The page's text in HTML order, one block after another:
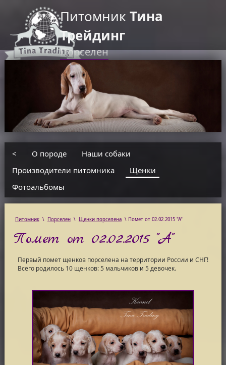
Питомник Тина
Трейдинг
Порселен
введите текст для поиска
< О породе
Наши собаки
Производители питомника
Щенки
Фотоальбомы
Питомник \ Порселен \ Щенки порселена \ Помет от 02.02.2015 "А"
Помет от 02.02.2015 "А"
Первый помет щенков порселена на территории России и СНГ!
Всего родилось 10 щенков: 5 мальчиков и 5 девочек.